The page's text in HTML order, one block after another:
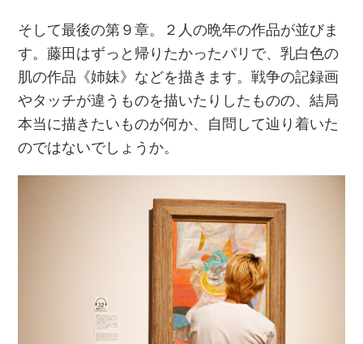
そして最後の第９章。２人の晩年の作品が並びま
す。藤田はずっと帰りたかったパリで、乳白色の
肌の作品《姉妹》などを描きます。戦争の記録画
やタッチが違うものを描いたりしたものの、結局
本当に描きたいものが何か、自問して辿り着いた
のではないでしょうか。